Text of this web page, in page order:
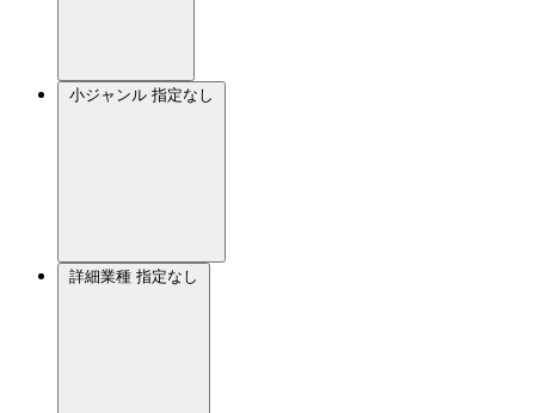
小ジャンル 指定なし
詳細業種 指定なし